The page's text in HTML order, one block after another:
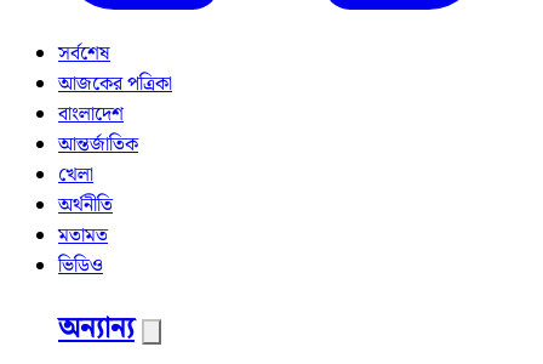
সর্বশেষ
আজকের পত্রিকা
বাংলাদেশ
আন্তর্জাতিক
খেলা
অর্থনীতি
মতামত
ভিডিও
অন্যান্য